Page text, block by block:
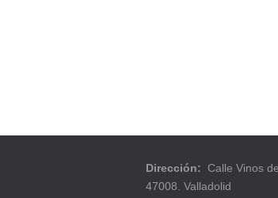
Dirección: Calle Vinos
47008. Valladolid